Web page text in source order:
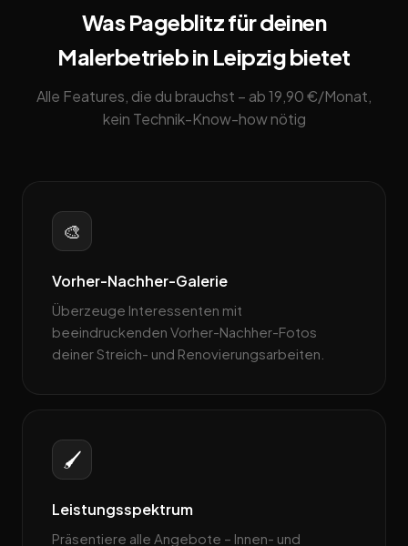
Was Pageblitz für deinen
Malerbetrieb in Leipzig bietet
Alle Features, die du brauchst – ab 19,90 €/Monat,
kein Technik-Know-how nötig
🎨
Vorher-Nachher-Galerie
Überzeuge Interessenten mit
beeindruckenden Vorher-Nachher-Fotos
deiner Streich- und Renovierungsarbeiten.
🖌️
Leistungsspektrum
Präsentiere alle Angebote – Innen- und